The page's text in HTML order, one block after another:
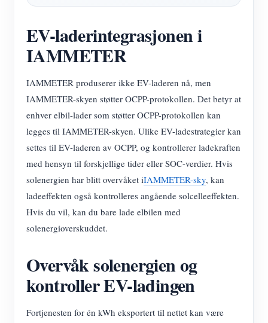
Hjemmeautomatisering
Fabrikkenergiovervåking
Dokument
Opplæringsvideo
FAQ
Nyheter
Blogger
Utvikler
Utforske
Belønningsprogram
EV-laderintegrasjonen i
IAMMETER
IAMMETER produserer ikke EV-laderen nå, men
IAMMETER-skyen støtter OCPP-protokollen. Det betyr at
enhver elbil-lader som støtter OCPP-protokollen kan
legges til IAMMETER-skyen. Ulike EV-ladestrategier kan
settes til EV-laderen av OCPP, og kontrollerer ladekraften
med hensyn til forskjellige tider eller SOC-verdier. Hvis
solenergien har blitt overvåket iIAMMETER-sky, kan
ladeeffekten også kontrolleres angående solcelleeffekten.
Hvis du vil, kan du bare lade elbilen med
solenergioverskuddet.
Overvåk solenergien og
kontroller EV-ladingen
Fortjenesten for én kWh eksportert til nettet kan være